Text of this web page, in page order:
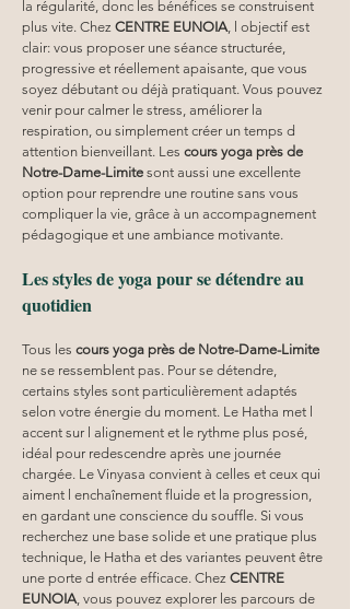
la régularité, donc les bénéfices se construisent
plus vite. Chez CENTRE EUNOIA , l objectif est
clair: vous proposer une séance structurée,
progressive et réellement apaisante, que vous
soyez débutant ou déjà pratiquant. Vous pouvez
venir pour calmer le stress, améliorer la
respiration, ou simplement créer un temps d
attention bienveillant. Les cours yoga près de
Notre-Dame-Limite sont aussi une excellente
option pour reprendre une routine sans vous
compliquer la vie, grâce à un accompagnement
pédagogique et une ambiance motivante.
Les styles de yoga pour se détendre au
quotidien
Tous les cours yoga près de Notre-Dame-Limite
ne se ressemblent pas. Pour se détendre,
certains styles sont particulièrement adaptés
selon votre énergie du moment. Le Hatha met l
accent sur l alignement et le rythme plus posé,
idéal pour redescendre après une journée
chargée. Le Vinyasa convient à celles et ceux qui
aiment l enchaînement fluide et la progression,
en gardant une conscience du souffle. Si vous
recherchez une base solide et une pratique plus
technique, le Hatha et des variantes peuvent être
une porte d entrée efficace. Chez CENTRE
EUNOIA , vous pouvez explorer les parcours de